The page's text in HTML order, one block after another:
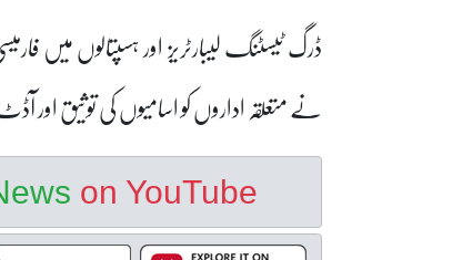
ڈرگ ٹیسٹنگ لیبارٹریز اور ہسپتالوں میں
نے متعلقہ اداروں کو اسامیوں کی توثیق
on YouTube